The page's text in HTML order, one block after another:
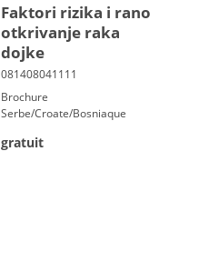
Faktori rizika i rano
otkrivanje raka
dojke
Brochure
Serbe/Croate/Bosniaque
gratuit